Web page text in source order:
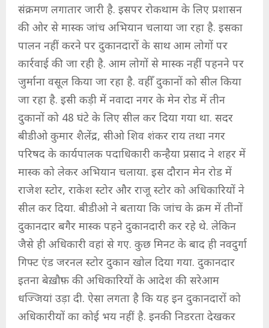
संक्रमण लगातार जारी है. इसपर रोकथाम के लिए प्रशासन
की ओर से मास्क जांच अभियान चलाया जा रहा है. इसका
पालन नहीं करने पर दुकानदारों के साथ आम लोगों पर
कार्रवाई की जा रही है. आम लोगों से मास्क नहीं पहनने पर
जुर्माना वसूल किया जा रहा है. वहीँ दुकानों को सील किया
जा रहा है. इसी कड़ी में नवादा नगर के मेन रोड में तीन
दुकानों को 48 घंटे के लिए सील कर दिया गया था. सदर
बीडीओ कुमार शैलेंद्र, सीओ शिव शंकर राय तथा नगर
परिषद के कार्यपालक पदाधिकारी कन्हैया प्रसाद ने शहर में
मास्क को लेकर अभियान चलाया. इस दौरान मेन रोड में
राजेश स्टोर, राकेश स्टोर और राजू स्टोर को अधिकारियों ने
सील कर दिया. बीडीओ ने बताया कि जांच के क्रम में तीनों
दुकानदार बगैर मास्क पहने दुकानदारी कर रहे थे. लेकिन
जैसे ही अधिकारी वहां से गए. कुछ मिनट के बाद ही नवदुर्गा
गिफ्ट एंड जरनल स्टोर दुकान खोल दिया गया. दुकानदार
इतना बेख़ौफ़ की अधिकारियों के आदेश की सरेआम
धज्जियां उड़ा दी. ऐसा लगता है कि यह इन दुकानदारों को
अधिकारीयों का कोई भय नहीं है. इनकी निडरता देखकर